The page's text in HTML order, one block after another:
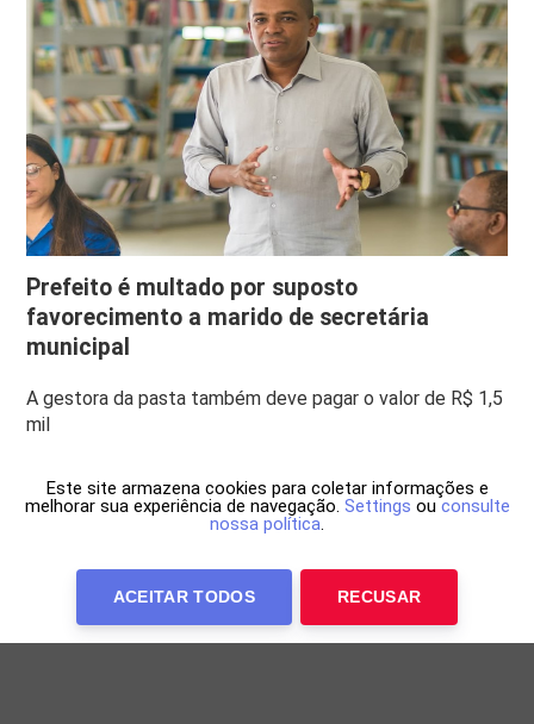
Prefeito é multado por suposto
favorecimento a marido de secretária
municipal
A gestora da pasta também deve pagar o valor de R$ 1,5
mil
Este site armazena cookies para coletar informações e
melhorar sua experiência de navegação. Settings ou consulte
nossa política.
ACEITAR TODOS RECUSAR